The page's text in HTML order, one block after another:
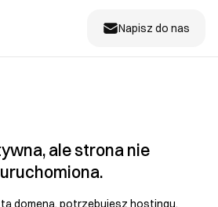
Napisz do nas
ale strona nie
tą domeną, potrzebujesz hostingu.